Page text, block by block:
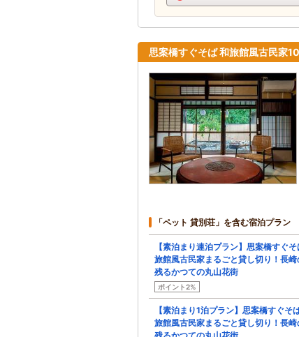
思案橋すぐそば 和旅館風古民家
「ペット 貸別荘」を含む宿泊プラン
【素泊まり連泊プラン】思案橋すぐ
旅館風古民家まるごと貸し切り！長崎
残るかつての丸山花街
ポイント2%
【素泊まり1泊プラン】思案橋すぐ
旅館風古民家まるごと貸し切り！長崎